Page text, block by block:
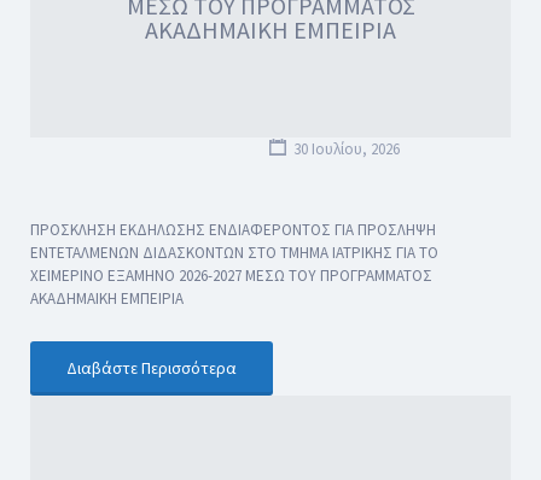
ΑΚΑΔΗΜΑΙΚΗ ΕΜΠΕΙΡΙΑ
30 Ιουλίου, 2026
ΠΡΟΣΚΛΗΣΗ ΕΚΔΗΛΩΣΗΣ ΕΝΔΙΑΦΕΡΟΝΤΟΣ ΓΙΑ ΠΡΟΣΛΗΨΗ
ΕΝΤΕΤΑΛΜΕΝΩΝ ΔΙΔΑΣΚΟΝΤΩΝ ΣΤΟ ΤΜΗΜΑ ΙΑΤΡΙΚΗΣ ΓΙΑ ΤΟ
ΧΕΙΜΕΡΙΝΟ ΕΞΑΜΗΝΟ 2026-2027 ΜΕΣΩ ΤΟΥ ΠΡΟΓΡΑΜΜΑΤΟΣ
ΑΚΑΔΗΜΑΙΚΗ ΕΜΠΕΙΡΙΑ
Διαβάστε Περισσότερα